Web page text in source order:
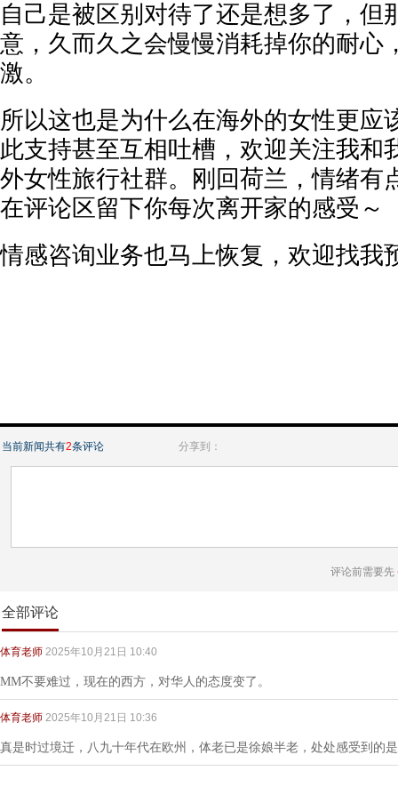
自己是被区别对待了还是想多了，但
意，久而久之会慢慢消耗掉你的耐心
激。
所以这也是为什么在海外的女性更应
此支持甚至互相吐槽，欢迎关注我和
外女性旅行社群。刚回荷兰，情绪有
在评论区留下你每次离开家的感受～
情感咨询业务也马上恢复，欢迎找我
当前新闻共有2条评论 分享到：
评论前需要先
全部评论
体育老师 2025年10月21日 10:40
MM不要难过，现在的西方，对华人的态度变了。
体育老师 2025年10月21日 10:36
真是时过境迁，八九十年代在欧州，体老已是徐娘半老，处处感受到的